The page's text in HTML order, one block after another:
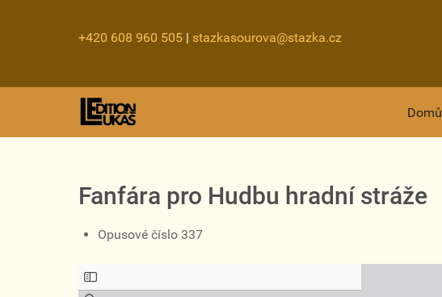
+420 608 960 505 | stazkasourova@stazka.cz
Domů
Fanfára pro Hudbu hradní stráže
Opusové číslo 337